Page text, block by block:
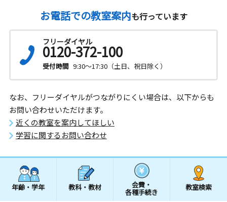
お電話での教室案内も行っています
フリーダイヤル
0120-372-100
受付時間 9:30～17:30（土日、祝日除く）
なお、フリーダイヤルがつながりにくい場合は、以下からも
お問い合わせいただけます。
近くの教室を案内してほしい
学習に関するお問い合わせ
年齢・学年 教科・教材 会費・
各種手続き
教室検索